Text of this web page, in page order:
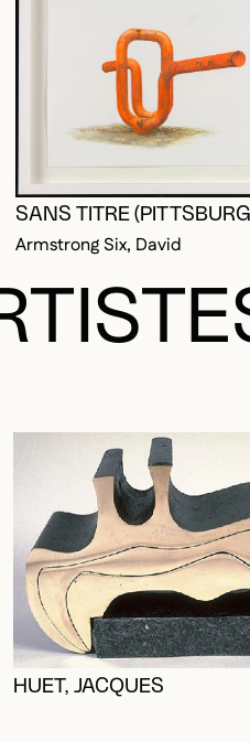
DEVEZ ÊTRE CONNECTÉ
LA MODALE
LA MODALE
SANS TITRE
Armstrong Six, David
HUET, JACQUES